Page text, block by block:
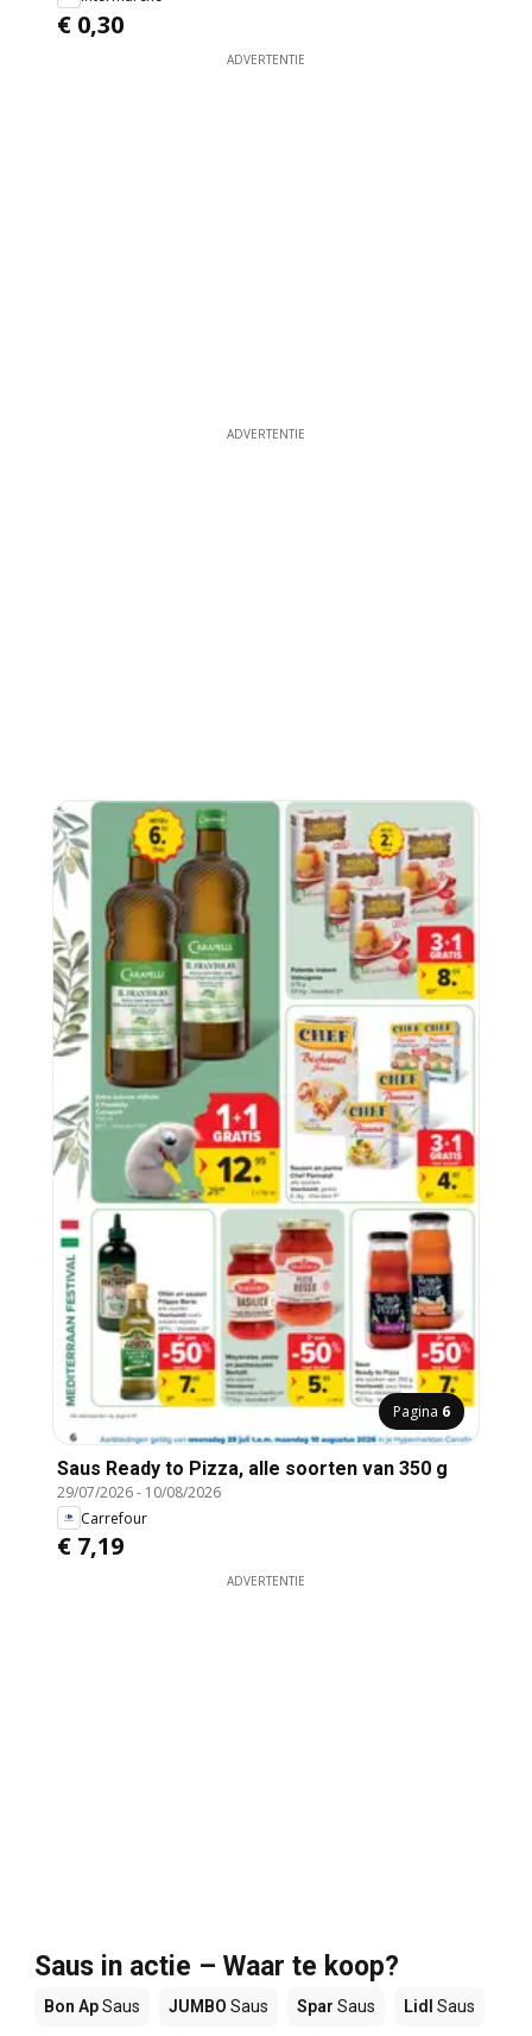
€ 0,30
ADVERTENTIE
ADVERTENTIE
Pagina 6
Saus Ready to Pizza, alle soorten van 350 g
29/07/2026- 10/08/2026
Carrefour
€ 7,19
ADVERTENTIE
Saus in actie – Waar te koop?
Bon ApSaus JUMBO Saus Spar Saus Lidl Saus